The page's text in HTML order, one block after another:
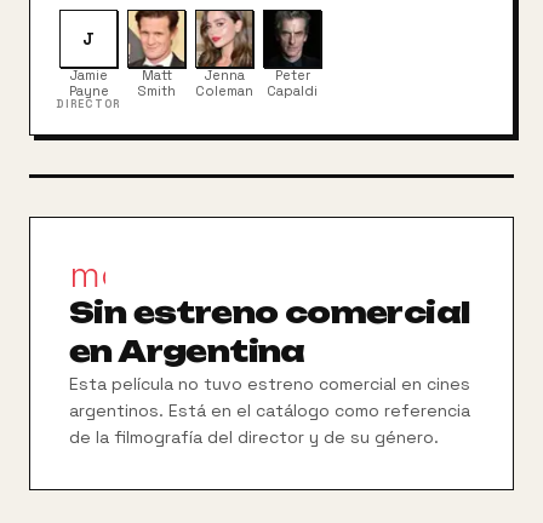
en familia, el Señor del Tiempo y su mejor amiga
descubren lo que esta enigmática señal significa
para su propio destino y para el resto del universo.
J
Jamie
Payne
DIRECTOR
Matt
Smith
Jenna
Coleman
Peter
Capaldi
movie_filter
Sin estreno comercial
en Argentina
Esta película no tuvo estreno comercial en cines
argentinos. Está en el catálogo como referencia
de la filmografía del director y de su género.